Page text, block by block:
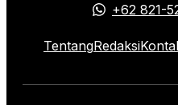
+62 821-
TentangRedaksi